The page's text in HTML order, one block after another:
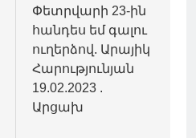
Փետրվարի 23-ին
հանդես եմ գալու
ուղերձով. Արայիկ
Հարությունյան
19.02.2023 .
Արցախ